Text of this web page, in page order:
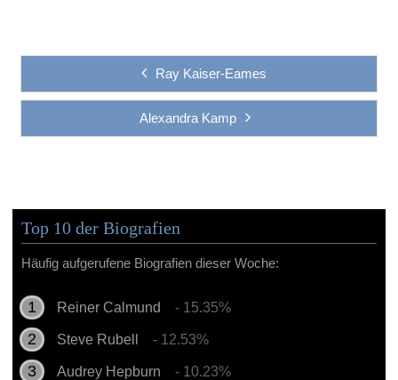
Ray Kaiser-Eames
Alexandra Kamp
Top 10 der Biografien
Häufig aufgerufene Biografien dieser Woche:
Reiner Calmund - 15.35%
Steve Rubell - 12.53%
Audrey Hepburn - 10.23%